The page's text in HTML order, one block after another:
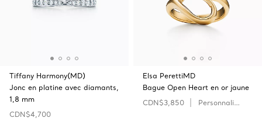
Tiffany Harmony(MD)
Jonc en platine avec diamants,
1,8 mm
CDN$4,700
Elsa PerettiMD
Bague Open‎ Heart en or jaune
CDN$3,850
Personnaliser